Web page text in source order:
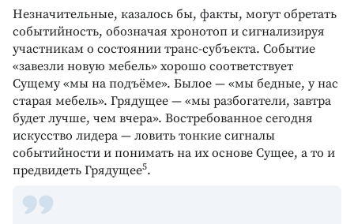
Незначительные, казалось бы, факты, могут обретать
событийность, обозначая хронотоп и сигнализируя
участникам о состоянии транс-субъекта. Событие
«завезли новую мебель» хорошо соответствует
Сущему «мы на подъёме». Былое — «мы бедные, у нас
старая мебель». Грядущее — «мы разбогатели, завтра
будет лучше, чем вчера». Востребованное сегодня
искусство лидера — ловить тонкие сигналы
событийности и понимать на их основе Сущее, а то и
предвидеть Грядущее5.